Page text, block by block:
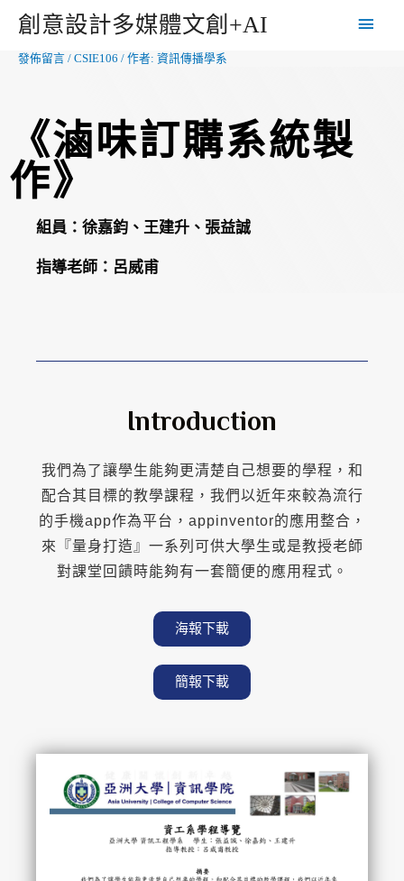
創意設計多媒體文創+AI
發佈留言 / CSIE106 / 作者: 資訊傳播學系
《滷味訂購系統製
作》
組員： 徐嘉鈞、王建升、張益誠
指導老師： 呂威甫
Introduction
我們為了讓學生能夠更清楚自己想要的學程，和
配合其目標的教學課程，我們以近年來較為流行
的手機app作為平台，appinventor的應用整合，
來『量身打造』一系列可供大學生或是教授老師
對課堂回饋時能夠有一套簡便的應用程式。
海報下載
簡報下載